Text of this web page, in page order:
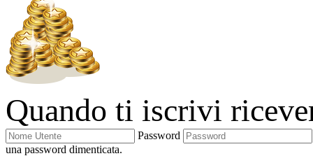
Quando ti iscrivi
Password
una password dimenticata.